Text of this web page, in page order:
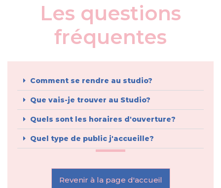
Les questions
fréquentes
Comment se rendre au studio?
Que vais-je trouver au Studio?
Quels sont les horaires d'ouverture?
Quel type de public j'accueille?
Revenir à la page d'accueil